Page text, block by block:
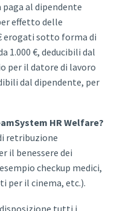
al dipendente
effetto delle
erogati sotto forma di
1.000 €, deducibili dal
per il datore di lavoro
dal dipendente, per
HR Welfare?
retribuzione
il benessere dei
checkup medici,
per il cinema, etc.).
tutti i